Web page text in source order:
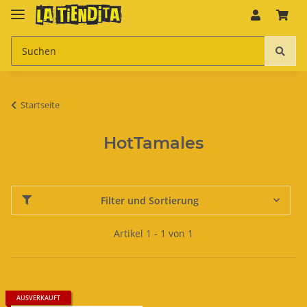
Startseite
HotTamales
Filter und Sortierung
Artikel 1 - 1 von 1
AUSVERKAUFT